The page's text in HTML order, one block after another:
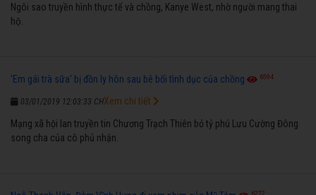
Ngôi sao truyền hình thực tế và chồng, Kanye West, nhờ người mang thai
hộ.
'Em gái trà sữa' bị đồn ly hôn sau bê bối tình dục của chồng 6594
03/01/2019 12:03:33 CH
Mạng xã hội lan truyền tin Chương Trạch Thiên bỏ tỷ phú Lưu Cường Đông
song cha của cô phủ nhận.
Xem chi tiết
6272